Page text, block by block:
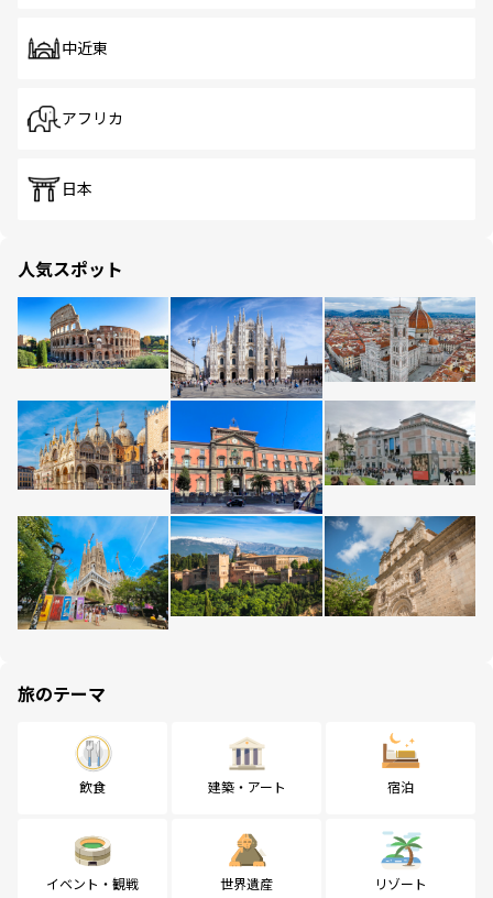
中近東
アフリカ
日本
人気スポット
旅のテーマ
飲食 建築・アート 宿泊
イベント・観戦 世界遺産 リゾート